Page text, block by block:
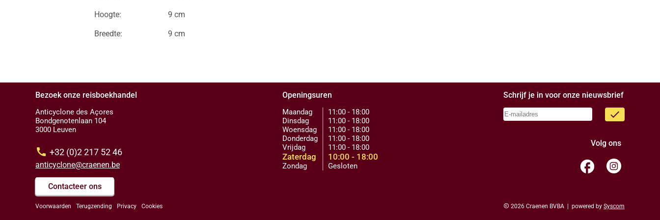
Hoogte: 9 cm
Breedte: 9 cm
Bezoek onze reisboekhandel
Anticyclone des Açores
Bondgenotenlaan 104
3000 Leuven
call +32 (0)2 217 52 46
anticyclone@craenen.be
Contacteer ons
Voorwaarden Terugzending Privacy Cookies
Openingsuren
Maandag
Dinsdag
Woensdag
Donderdag
Vrijdag
Zaterdag
Zondag
11:00 - 18:00
11:00 - 18:00
11:00 - 18:00
11:00 - 18:00
11:00 - 18:00
10:00 - 18:00
Gesloten
Schrijf je in voor onze nieuwsbrief
done
Volg ons
facebook
copyright 2026 Craenen BVBA | powered by Syscom